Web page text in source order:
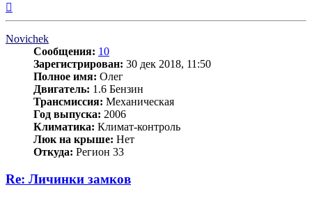
Novichek
Сообщения: 10
Зарегистрирован: 30 дек 2018, 11:50
Полное имя: Олег
Двигатель: 1.6 Бензин
Трансмиссия: Механическая
Год выпуска: 2006
Климатика: Климат-контроль
Люк на крыше: Нет
Откуда: Регион 33
Re: Личинки замков